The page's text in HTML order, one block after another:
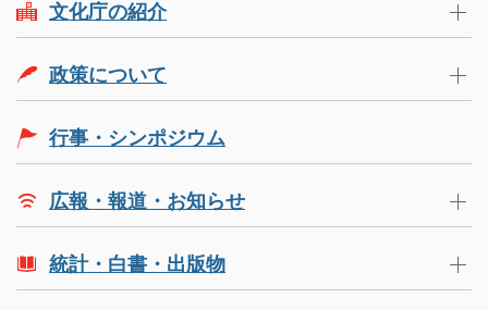
文化庁の紹介
政策について
行事・シンポジウム
広報・報道・お知らせ
統計・白書・出版物